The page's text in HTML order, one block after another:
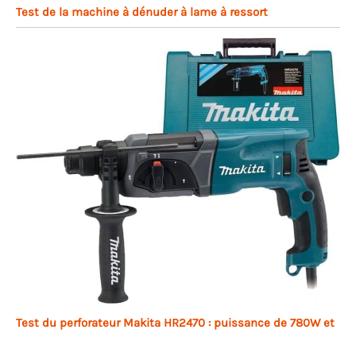
Test de la machine à dénuder à lame à ressort
Test du perforateur Makita HR2470 : puissance de 780W et